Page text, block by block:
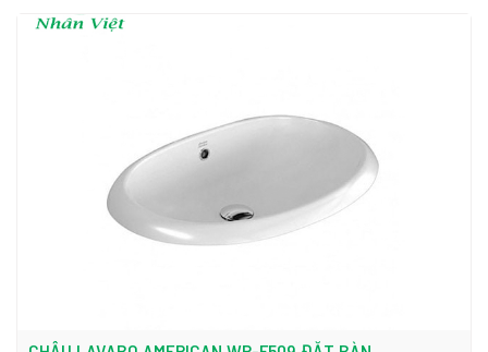
Liên hệ Nội thất Nhân Việt
nhanviet.vlxd@gmail.com
Hiện nay, chậu lavabo American WP-0618 đặt bàn đang là sản
phẩm được khách hàng tìm kiếm. Hãy liên hệ Nội thất Nhân Việt
để biết thêm về chậu lavabo American WP-0618 đặt bàn nhé.